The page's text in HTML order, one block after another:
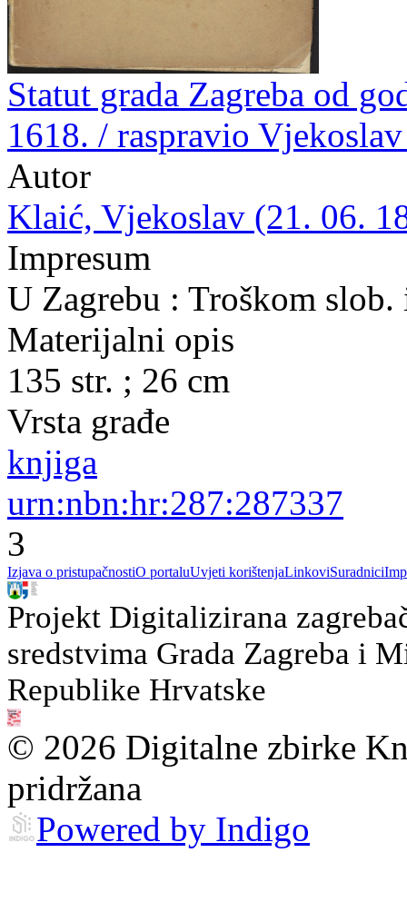
Statut grada Zagreba od
1618. / raspravio
Autor
Klaić, Vjekoslav (21. 06.
Impresum
U Zagrebu : Troškom
Materijalni opis
135 str. ; 26 cm
Vrsta građe
knjiga
urn:nbn:hr:287:287337
3
Izjava o pristupačnostiO portaluUvjeti korištenjaLinkoviSuradnici
Projekt Digitalizirana
sredstvima Grada Zagreba i
Republike Hrvatske
© 2026 Digitalne zbirke
pridržana
Powered by Indigo